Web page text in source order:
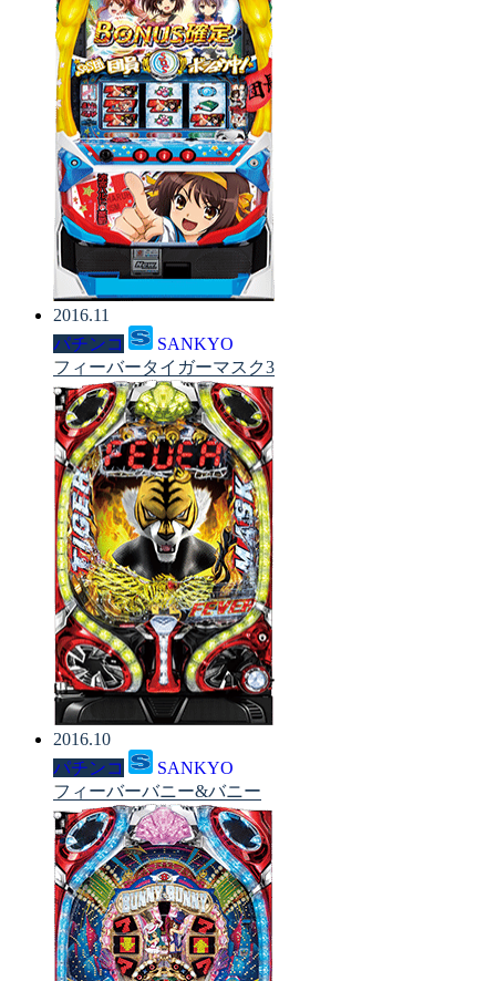
2016.11
パチンコ
SANKYO
フィーバータイガーマスク3
2016.10
パチンコ
SANKYO
フィーバーバニー&バニー